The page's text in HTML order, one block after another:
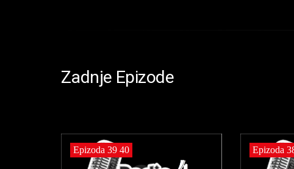
Zadnje Epizode
Epizoda 39 40 Epizoda